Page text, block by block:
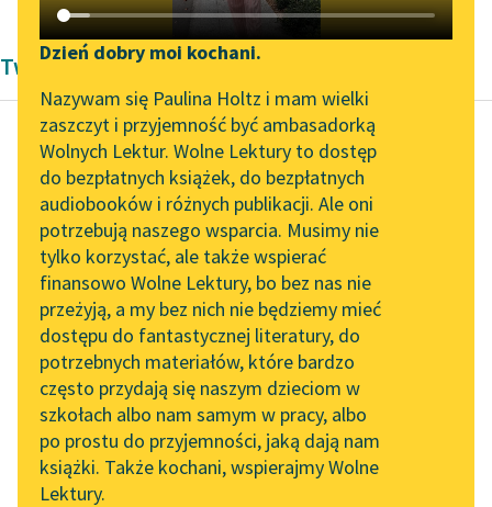
Katalog DAISY
Podkasty o książkach
Zgłoś brak utworu
Aktualności
„Prokurator Alicja Horn”
do słuchania
Byliśmy częścią AI Impact
Lab
Zapraszamy na spotkanie
online z tłumaczkami
literatury skandynawskiej
Spotkanie z Katarzyną
Tunkiel w Oslo
102. lata temu zmarł
Joseph Conrad
Narzędzia
Mapa Wolnych Lektur
Leśmianator
Przewodnik dla piszących i
czytających
API
OAI-PMH
Widget Wolnych Lektur
Przypisy
Dzień dobry moi kochani.
Nazywam się Paulina Holtz i mam wielki
zaszczyt i przyjemność być ambasadorką
Wolnych Lektur. Wolne Lektury to dostęp
do bezpłatnych książek, do bezpłatnych
audiobooków i różnych publikacji. Ale oni
potrzebują naszego wsparcia. Musimy nie
tylko korzystać, ale także wspierać
finansowo Wolne Lektury, bo bez nas nie
przeżyją, a my bez nich nie będziemy mieć
dostępu do fantastycznej literatury, do
potrzebnych materiałów, które bardzo
często przydają się naszym dzieciom w
szkołach albo nam samym w pracy, albo
po prostu do przyjemności, jaką dają nam
książki. Także kochani, wspierajmy Wolne
Lektury.
Twórczość Barok Jean Baptiste Racine'a
Jean Baptiste Racine
Fedra
Zbyt długo ciągnę
żywot występkiem
zatruty.
ENONA
Jak to! Czyżby ścigały
cię jakie wyrzuty?
Jakaż...